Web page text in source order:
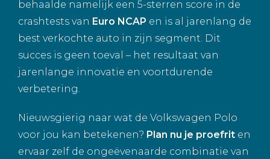
behaalde namelijk een 5-sterren score in de
crashtests van Euro NCAP en is al jarenlang de
best verkochte auto in zijn segment. Dit
succes is geen toeval – het resultaat van
jarenlange innovatie en voortdurende
verbetering.
Nieuwsgierig naar wat de Volkswagen Polo
voor jou kan betekenen? Plan nu je proefrit en
ervaar zelf de ongeëvenaarde combinatie van